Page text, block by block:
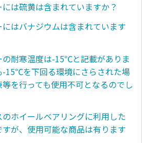
は硫黄は含まれていますか？
はバナジウムは含まれています
の耐寒温度は-15℃と記載がありま
-15℃を下回る環境にさらされた場
を行っても使用不可となるのでし
ホイールベアリングに利用した
が、使用可能な商品は有ります